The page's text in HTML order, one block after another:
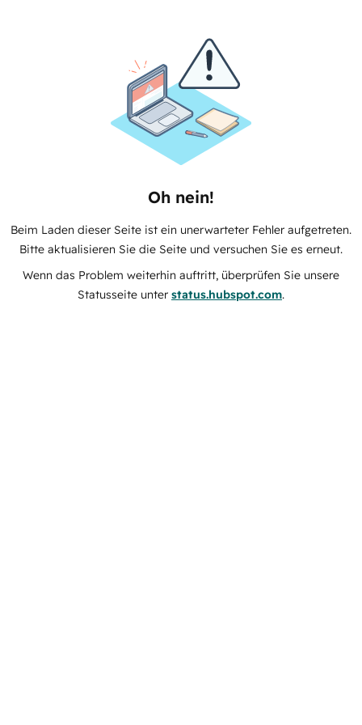
Oh nein!
Beim Laden dieser Seite ist ein unerwarteter Fehler aufgetreten.
Bitte aktualisieren Sie die Seite und versuchen Sie es erneut.
Wenn das Problem weiterhin auftritt, überprüfen Sie unsere
Statusseite unter status.hubspot.com.